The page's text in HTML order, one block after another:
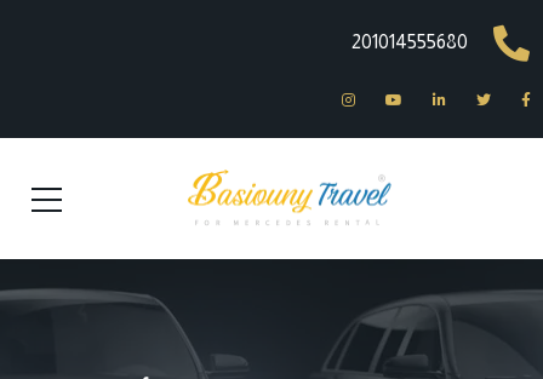
201014555680